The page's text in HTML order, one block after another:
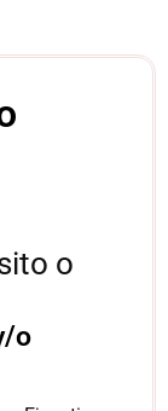
o
o